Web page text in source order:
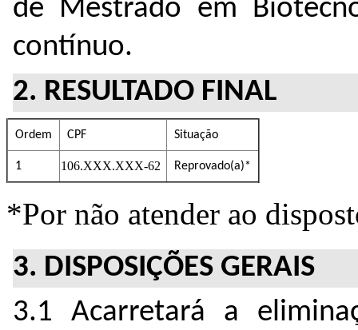
de Mestrado em
contínuo.
2. RESULTADO FINAL
Ordem CPF Situação
1 106.XXX.XXX-62 Reprovado(a)*
*Por não atender ao
3. DISPOSIÇÕES GERAIS
3.1 Acarretará a